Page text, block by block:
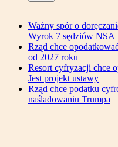
Ważny spór o
Wyrok 7 sędziów NSA
Rząd chce
od 2027 roku
Resort cyfryzacji chce
Jest projekt ustawy
Rząd chce podatku
naśladowaniu Trumpa